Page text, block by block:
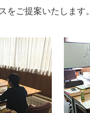
をご提案いたします。